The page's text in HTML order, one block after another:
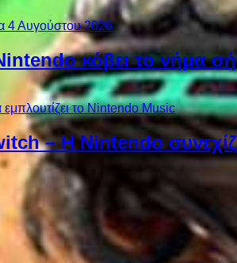
κόβει το νήμα
– Η Nintendo